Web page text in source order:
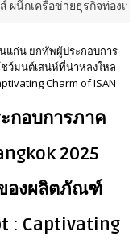
จท่องเที่ยว-บริการ จัด
ก่น ยกทัพผู้ประกอบการ
ชว์มนต์เสน่ห์ที่น่าหลงใหล
Charm of ISAN
กอบการภาค
2025
องผลิตภัณฑ์
: Captivating